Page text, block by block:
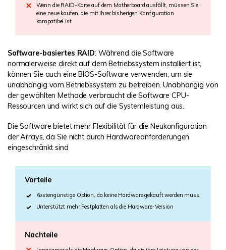
Wenn die RAID-Karte auf dem Motherboard ausfällt, müssen Sie
eine neue kaufen, die mit Ihrer bisherigen Konfiguration
kompatibel ist.
Software-basiertes RAID: Während die Software
normalerweise direkt auf dem Betriebssystem installiert ist,
können Sie auch eine BIOS-Software verwenden, um sie
unabhängig vom Betriebssystem zu betreiben. Unabhängig von
der gewählten Methode verbraucht die Software CPU-
Ressourcen und wirkt sich auf die Systemleistung aus.
Die Software bietet mehr Flexibilität für die Neukonfiguration
der Arrays, da Sie nicht durch Hardwareanforderungen
eingeschränkt sind
Vorteile
Kostengünstige Option, da keine Hardware gekauft werden muss
Unterstützt mehr Festplatten als die Hardware-Version
Nachteile